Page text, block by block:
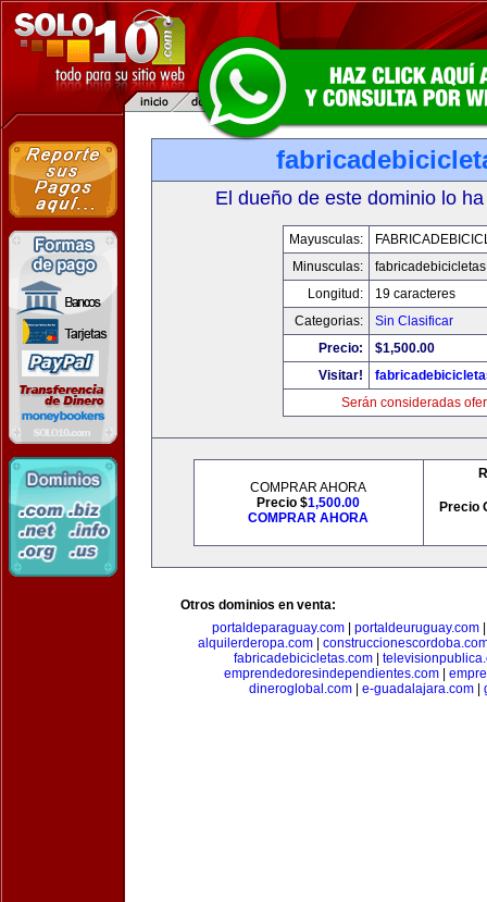
El dueño de este dominio lo
Mayusculas:
Minusculas:
Longitud:
19 caracteres
Categorias:
Sin Clasificar
Precio:
$1,500.00
Visitar!
Serán consideradas
COMPRAR AHORA
Precio $1,500.00
COMPRAR AHORA
Precio
Otros dominios en venta:
portaldeparaguay.com| portaldeuruguay.com
alquilerderopa.com|
fabricadebicicletas.com
emprendedoresindependientes.com|
dineroglobal.com
e-guadalajara.com